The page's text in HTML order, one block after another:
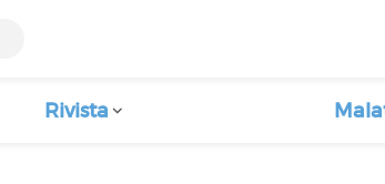
Rivista